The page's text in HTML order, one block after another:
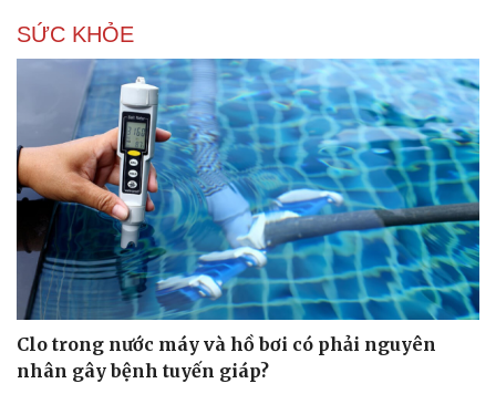
Du lịch
Podcast
SỨC KHỎE
Clo trong nước máy và hồ bơi có phải nguyên
nhân gây bệnh tuyến giáp?